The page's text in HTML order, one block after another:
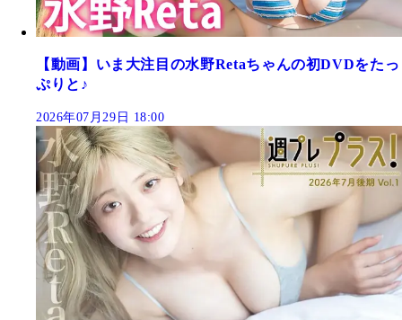
【動画】いま大注目の水野Retaちゃんの初DVDをたっ
ぷりと♪
2026年07月29日 18:00